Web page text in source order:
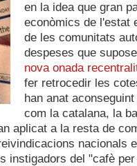
en la idea que gran
econòmics de l'estat
de les comunitats
despeses que
nova onada
fer retrocedir les
han anat
com la catalana, la
aplicat a la resta de
nacionals
instigadors del "cafè